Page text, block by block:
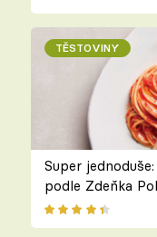
TĚSTOVINY
Super
podle Zdeňka